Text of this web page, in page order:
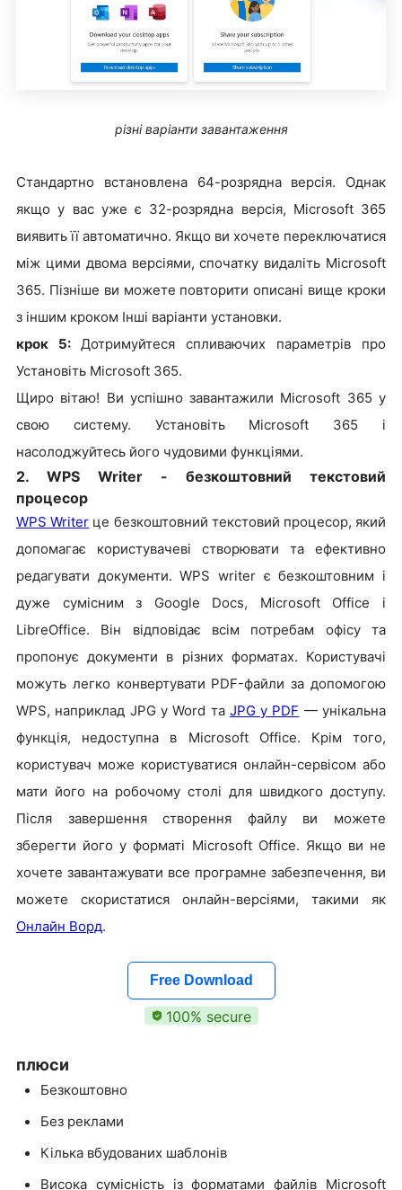
різні варіанти завантаження
Стандартно встановлена 64-розрядна версія. Однак
якщо у вас уже є 32-розрядна версія, Microsoft 365
виявить її автоматично. Якщо ви хочете переключатися
між цими двома версіями, спочатку видаліть Microsoft
365. Пізніше ви можете повторити описані вище кроки
з іншим кроком Інші варіанти установки.
крок 5: Дотримуйтеся спливаючих параметрів про
Установіть Microsoft 365.
Щиро вітаю! Ви успішно завантажили Microsoft 365 у
свою систему. Установіть Microsoft 365 і
насолоджуйтесь його чудовими функціями.
2. WPS Writer - безкоштовний текстовий
процесор
WPS Writer це безкоштовний текстовий процесор, який
допомагає користувачеві створювати та ефективно
редагувати документи. WPS writer є безкоштовним і
дуже сумісним з Google Docs, Microsoft Office і
LibreOffice. Він відповідає всім потребам офісу та
пропонує документи в різних форматах. Користувачі
можуть легко конвертувати PDF-файли за допомогою
WPS, наприклад JPG у Word та JPG у PDF — унікальна
функція, недоступна в Microsoft Office. Крім того,
користувач може користуватися онлайн-сервісом або
мати його на робочому столі для швидкого доступу.
Після завершення створення файлу ви можете
зберегти його у форматі Microsoft Office. Якщо ви не
хочете завантажувати все програмне забезпечення, ви
можете скористатися онлайн-версіями, такими як
Онлайн Ворд.
Free Download
100% secure
плюси
Безкоштовно
Без реклами
Кілька вбудованих шаблонів
Висока сумісність із форматами файлів Microsoft